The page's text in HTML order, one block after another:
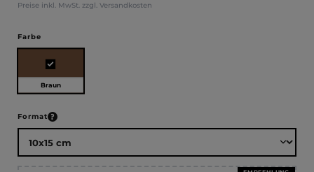
Preise inkl. MwSt. zzgl. Versandkosten
Farbeauswählen
Braun
Formatauswählen